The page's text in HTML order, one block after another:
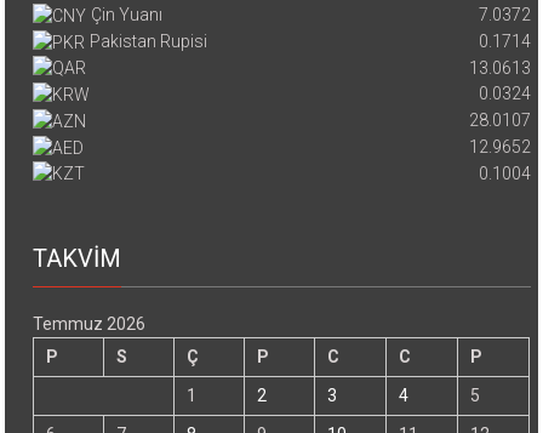
Çin Yuanı
7.0372
Pakistan Rupisi
0.1714
13.0613
0.0324
28.0107
12.9652
0.1004
TAKVİM
Temmuz 2026
P
S Ç P C C
P
1
2 3 4
5